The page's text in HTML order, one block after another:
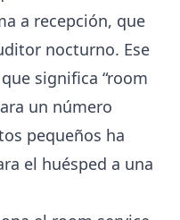
a recepción, que
nocturno. Ese
significa “room
un número
pequeños ha
el huésped a una